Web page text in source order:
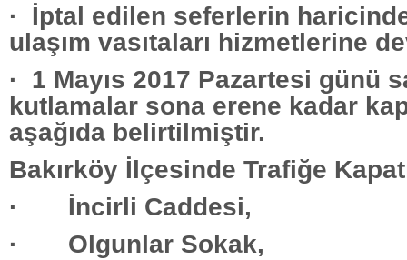
· İptal edilen seferlerin
ulaşım vasıtaları hizmetlerine
· 1 Mayıs 2017 Pazartesi günü
kutlamalar sona erene kadar
aşağıda belirtilmiştir.
Bakırköy İlçesinde Trafiğe
· İncirli Caddesi,
· Olgunlar Sokak,